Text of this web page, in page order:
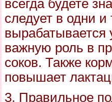
всегда будете
следует в одни и
вырабатывается
важную роль в
соков. Также
повышает
3. Правильное